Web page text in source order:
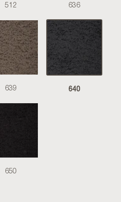
512 636
639 640
650